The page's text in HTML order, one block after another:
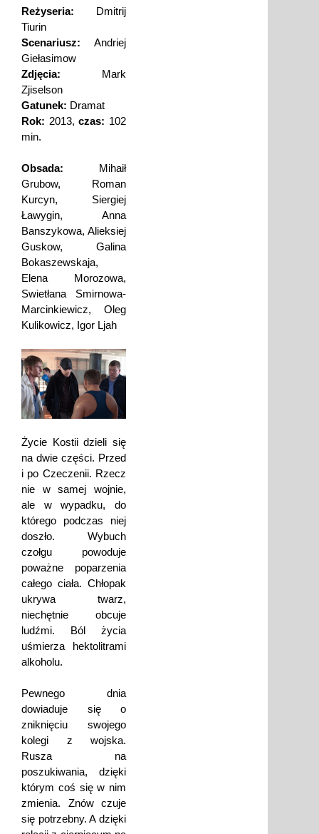
Reżyseria: Dmitrij
Tiurin
Scenariusz: Andriej
Giełasimow
Zdjęcia: Mark
Zjiselson
Gatunek: Dramat
Rok: 2013,czas: 102
min.
Obsada: Mihaił
Grubow, Roman
Kurcyn, Siergiej
Ławygin, Anna
Banszykowa, Alieksiej
Guskow, Galina
Bokaszewskaja,
Elena Morozowa,
Swietłana Smirnowa-
Marcinkiewicz, Oleg
Kulikowicz, Igor Ljah
Życie Kostii dzieli się
na dwie części. Przed
i po Czeczenii. Rzecz
nie w samej wojnie,
ale w wypadku, do
którego podczas niej
doszło. Wybuch
czołgu powoduje
poważne poparzenia
całego ciała. Chłopak
ukrywa twarz,
niechętnie obcuje
ludźmi. Ból życia
uśmierza hektolitrami
alkoholu.
Pewnego dnia
dowiaduje się o
zniknięciu swojego
kolegi z wojska.
Rusza na
poszukiwania, dzięki
którym coś się w nim
zmienia. Znów czuje
się potrzebny. A dzięki